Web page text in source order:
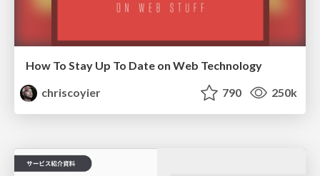
How To Stay Up To Date on Web Technology
chriscoyier
790 250k